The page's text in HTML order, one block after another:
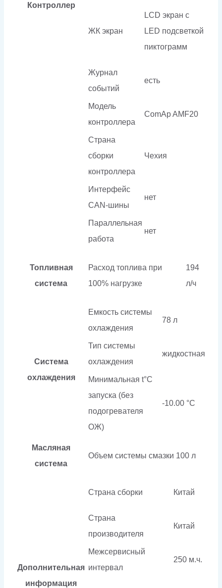
Контроллер
ЖК экран
LCD экран с
LED подсветкой
пиктограмм
Журнал
событий
есть
Модель
контроллера
ComAp AMF20
Страна
сборки
контроллера
Чехия
Интерфейс
CAN-шины
нет
Параллельная
работа
нет
Топливная
система
Расход топлива при
100% нагрузке
194
л/ч
Система
охлаждения
Емкость системы
охлаждения
78 л
Тип системы
охлаждения
жидкостная
Минимальная t°С
запуска (без
подогревателя
ОЖ)
-10.00 °С
Масляная
система
Объем системы смазки 100 л
Дополнительная
информация
Страна сборки Китай
Страна
производителя
Китай
Межсервисный
интервал
250 м.ч.